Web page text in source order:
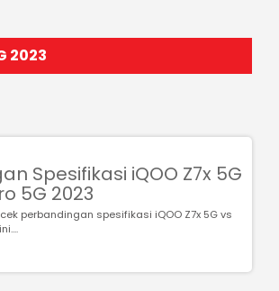
2023
Spesifikasi iQOO Z7x 5G
5G 2023
perbandingan spesifikasi iQOO Z7x 5G vs